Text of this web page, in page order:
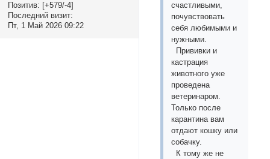
Позитив: [+579/-4]
Последний визит:
Пт, 1 Май 2026 09:22
счастливыми,
почувствовать
себя любимыми и
нужными.
Прививки и
кастрация
животного уже
проведена
ветеринаром.
Только после
карантина вам
отдают кошку или
собачку.
К тому же не